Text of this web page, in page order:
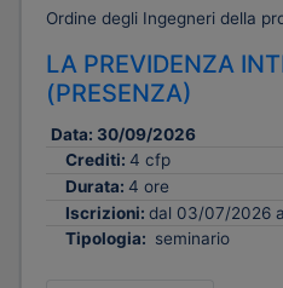
Ordine degli Ingegneri della
LA PREVIDENZA
(PRESENZA)
Data: 30/09/2026
Crediti: 4 cfp
Durata: 4 ore
Iscrizioni: dal 03/07/2026
Tipologia: seminario